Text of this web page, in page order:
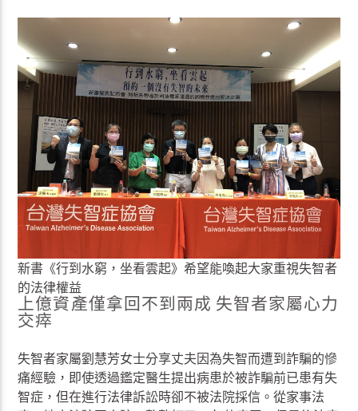
新書《行到水窮，坐看雲起》希望能喚起大家重視失智者
的法律權益
上億資產僅拿回不到兩成 失智者家屬心力
交瘁
失智者家屬劉慧芳女士分享丈夫因為失智而遭到詐騙的慘
痛經驗，即使透過鑑定醫生提出病患於被詐騙前已患有失
智症，但在進行法律訴訟時卻不被法院採信。從家事法